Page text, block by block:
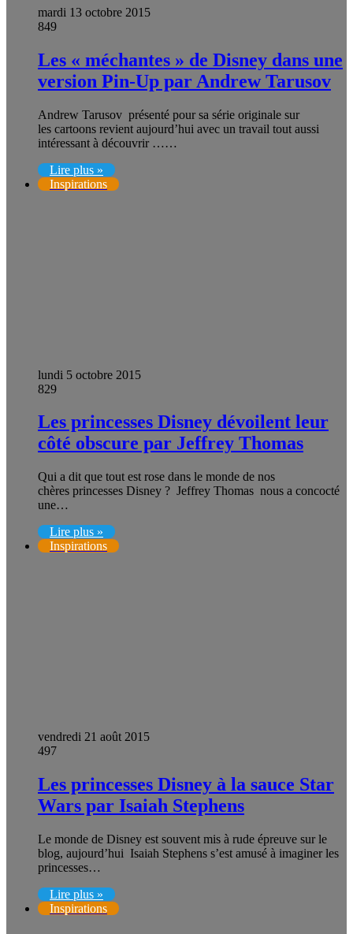
mardi 13 octobre 2015
849
Les « méchantes » de Disney dans une
version Pin-Up par Andrew Tarusov
Andrew Tarusov présenté pour sa série originale sur
les cartoons revient aujourd’hui avec un travail tout aussi
intéressant à découvrir ……
Lire plus »
Inspirations
lundi 5 octobre 2015
829
Les princesses Disney dévoilent leur
côté obscure par Jeffrey Thomas
Qui a dit que tout est rose dans le monde de nos
chères princesses Disney ? Jeffrey Thomas nous a concocté
une…
Lire plus »
Inspirations
vendredi 21 août 2015
497
Les princesses Disney à la sauce Star
Wars par Isaiah Stephens
Le monde de Disney est souvent mis à rude épreuve sur le
blog, aujourd’hui Isaiah Stephens s’est amusé à imaginer les
princesses…
Lire plus »
Inspirations